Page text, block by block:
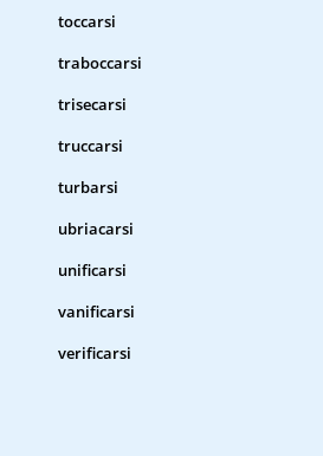
toccarsi
traboccarsi
trisecarsi
truccarsi
turbarsi
ubriacarsi
unificarsi
vanificarsi
verificarsi